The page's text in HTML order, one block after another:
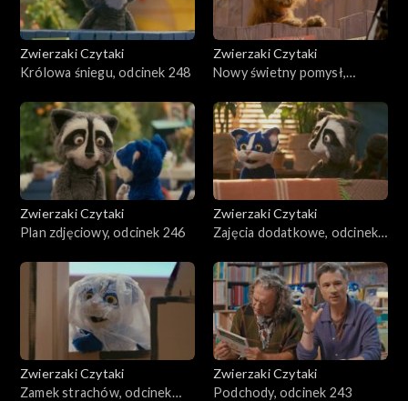
Zwierzaki Czytaki
Królowa śniegu, odcinek 248
Zwierzaki Czytaki
Nowy świetny pomysł,
Zwierzaki Czytaki
Plan zdjęciowy, odcinek 246
Zwierzaki Czytaki
Zajęcia dodatkowe, odcinek
Zwierzaki Czytaki
Zamek strachów, odcinek
Zwierzaki Czytaki
Podchody, odcinek 243